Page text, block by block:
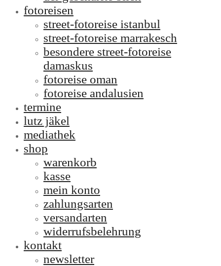
fotoreisen
street-fotoreise istanbul
street-fotoreise marrakesch
besondere street-fotoreise
damaskus
fotoreise oman
fotoreise andalusien
termine
lutz jäkel
mediathek
shop
warenkorb
kasse
mein konto
zahlungsarten
versandarten
widerrufsbelehrung
kontakt
newsletter